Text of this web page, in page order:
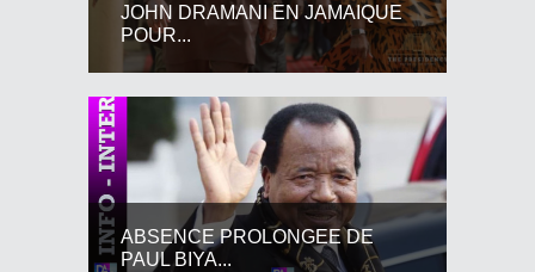
JOHN DRAMANI EN JAMAIQUE
POUR...
ABSENCE PROLONGEE DE
PAUL BIYA...